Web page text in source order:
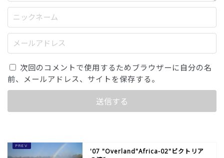
次回のコメントで使用するためブラウザーに自分の名
前、メールアドレス、サイトを保存する。
'07 "Overland"Africa-02"ビクトリア